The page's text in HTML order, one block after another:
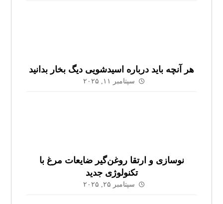
هر آنچه باید درباره اسیدشویی دیگ بخار بدانید
سپتامبر ۱۱, ۲۰۲۵
نوسازی و ارتقا روغن‌گیر ضایعات مرغ با
تکنولوژی جدید
سپتامبر ۲۵, ۲۰۲۵